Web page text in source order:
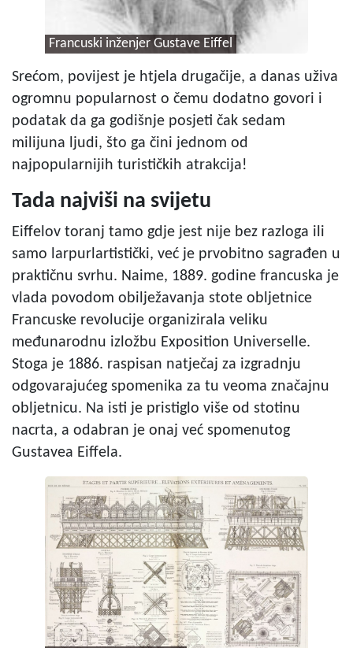
Francuski inženjer Gustave Eiffel
Srećom, povijest je htjela drugačije, a danas uživa
ogromnu popularnost o čemu dodatno govori i
podatak da ga godišnje posjeti čak sedam
milijuna ljudi, što ga čini jednom od
najpopularnijih turističkih atrakcija!
Tada najviši na svijetu
Eiffelov toranj tamo gdje jest nije bez razloga ili
samo larpurlartistički, već je prvobitno sagrađen u
praktičnu svrhu. Naime, 1889. godine francuska je
vlada povodom obilježavanja stote obljetnice
Francuske revolucije organizirala veliku
međunarodnu izložbu Exposition Universelle.
Stoga je 1886. raspisan natječaj za izgradnju
odgovarajućeg spomenika za tu veoma značajnu
obljetnicu. Na isti je pristiglo više od stotinu
nacrta, a odabran je onaj već spomenutog
Gustavea Eiffela.